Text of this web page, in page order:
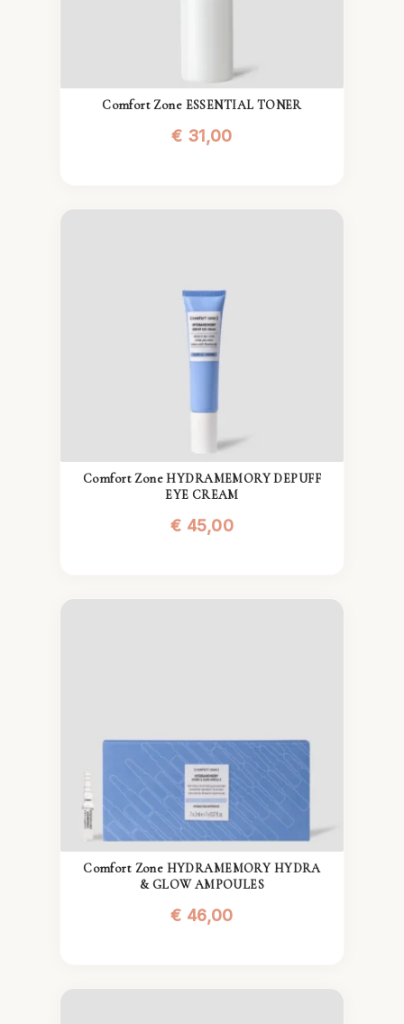
Comfort Zone ESSENTIAL TONER
€ 31,00
Comfort Zone HYDRAMEMORY DEPUFF
EYE CREAM
€ 45,00
Comfort Zone HYDRAMEMORY HYDRA
& GLOW AMPOULES
€ 46,00